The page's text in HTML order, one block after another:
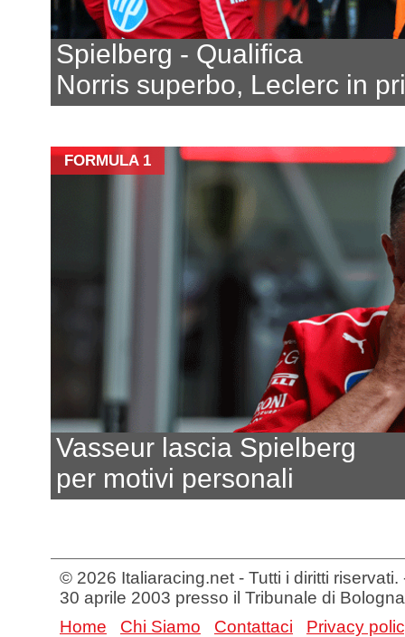
Spielberg - Qualifica
Norris superbo, Leclerc in
FORMULA 1
Vasseur lascia Spielberg
per motivi personali
© 2026 Italiaracing.net - Tutti i diritti
30 aprile 2003 presso il Tribunale di Bologna
Home
Chi Siamo Contattaci Privacy